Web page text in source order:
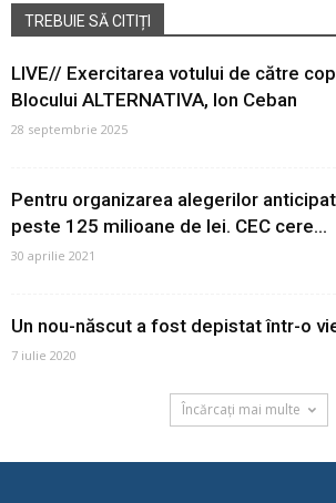
TREBUIE SĂ CITIȚI
LIVE// Exercitarea votului de către
Blocului ALTERNATIVA, Ion Ceban
28 septembrie 2025
Pentru organizarea alegerilor
peste 125 milioane de lei. CEC cere...
30 aprilie 2021
Un nou-născut a fost depistat într-o
7 iulie 2020
Încărcați mai multe